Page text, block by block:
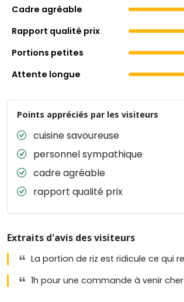
Cadre agréable
Rapport qualité prix
Portions petites
Attente longue
Points appréciés par les visiteurs
cuisine savoureuse
personnel sympathique
cadre agréable
rapport qualité prix
Extraits d'avis des visiteurs
La portion de riz est ridicule ce qui
1h pour une commande à venir